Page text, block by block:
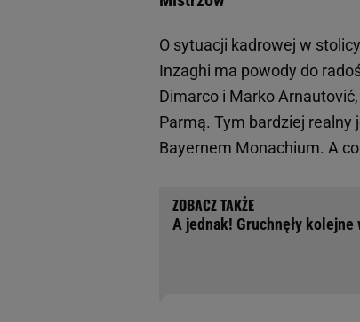
O sytuacji kadrowej w
Inzaghi ma powody do
Dimarco i Marko
Parmą. Tym bardziej
Bayernem Monachium. A
A jednak! Gruchnęły kolejne